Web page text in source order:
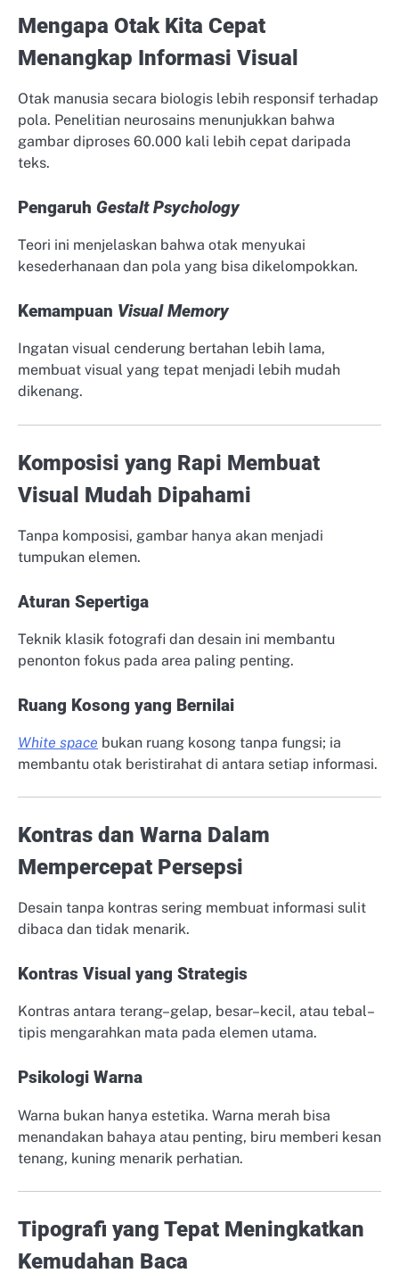
Mengapa Otak Kita Cepat
Menangkap Informasi Visual
Otak manusia secara biologis lebih responsif terhadap
pola. Penelitian neurosains menunjukkan bahwa
gambar diproses 60.000 kali lebih cepat daripada
teks.
Pengaruh Gestalt Psychology
Teori ini menjelaskan bahwa otak menyukai
kesederhanaan dan pola yang bisa dikelompokkan.
Kemampuan Visual Memory
Ingatan visual cenderung bertahan lebih lama,
membuat visual yang tepat menjadi lebih mudah
dikenang.
Komposisi yang Rapi Membuat
Visual Mudah Dipahami
Tanpa komposisi, gambar hanya akan menjadi
tumpukan elemen.
Aturan Sepertiga
Teknik klasik fotografi dan desain ini membantu
penonton fokus pada area paling penting.
Ruang Kosong yang Bernilai
White space bukan ruang kosong tanpa fungsi; ia
membantu otak beristirahat di antara setiap informasi.
Kontras dan Warna Dalam
Mempercepat Persepsi
Desain tanpa kontras sering membuat informasi sulit
dibaca dan tidak menarik.
Kontras Visual yang Strategis
Kontras antara terang–gelap, besar–kecil, atau tebal–
tipis mengarahkan mata pada elemen utama.
Psikologi Warna
Warna bukan hanya estetika. Warna merah bisa
menandakan bahaya atau penting, biru memberi kesan
tenang, kuning menarik perhatian.
Tipografi yang Tepat Meningkatkan
Kemudahan Baca